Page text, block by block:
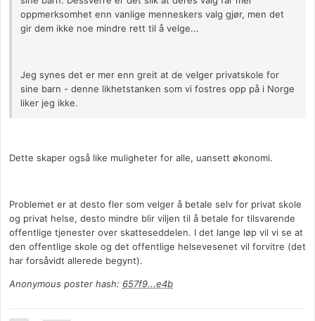
oppmerksomhet enn vanlige menneskers valg gjør, men det
gir dem ikke noe mindre rett til å velge...
Jeg synes det er mer enn greit at de velger privatskole for
sine barn - denne likhetstanken som vi fostres opp på i Norge
liker jeg ikke.
Dette skaper også like muligheter for alle, uansett økonomi.
Problemet er at desto fler som velger å betale selv for privat skole
og privat helse, desto mindre blir viljen til å betale for tilsvarende
offentlige tjenester over skatteseddelen. I det lange løp vil vi se at
den offentlige skole og det offentlige helsevesenet vil forvitre (det
har forsåvidt allerede begynt).
Anonymous poster hash: 657f9...e4b